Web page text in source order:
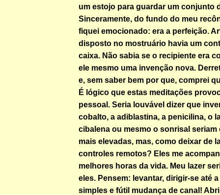
um estojo para guardar um conjunto
Sinceramente, do fundo do meu
fiquei emocionado: era a perfeição.
disposto no mostruário havia um
caixa. Não sabia se o recipiente era
ele mesmo uma invenção nova.
e, sem saber bem por que, comprei
É lógico que estas meditações
pessoal. Seria louvável dizer que
cobalto, a adiblastina, a penicilina, o
cibalena ou mesmo o sonrisal seriam
mais elevadas, mas, como deixar de
controles remotos? Eles me
melhores horas da vida. Meu lazer
eles. Pensem: levantar, dirigir-se até
simples e fútil mudança de canal!